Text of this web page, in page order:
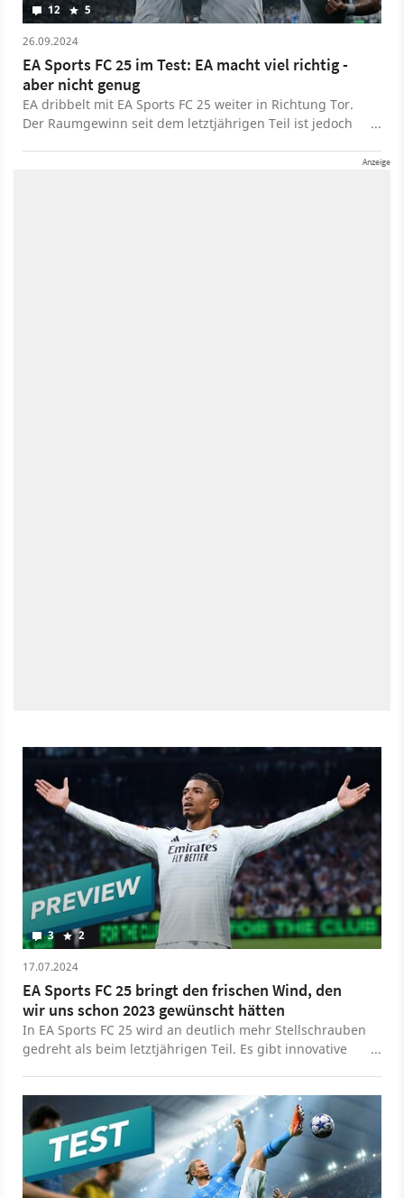
12 5
26.09.2024
EA Sports FC 25 im Test: EA macht viel richtig -
aber nicht genug
EA dribbelt mit EA Sports FC 25 weiter in Richtung Tor.
Der Raumgewinn seit dem letztjährigen Teil ist jedoch
3 2
17.07.2024
EA Sports FC 25 bringt den frischen Wind, den
wir uns schon 2023 gewünscht hätten
In EA Sports FC 25 wird an deutlich mehr Stellschrauben
gedreht als beim letztjährigen Teil. Es gibt innovative